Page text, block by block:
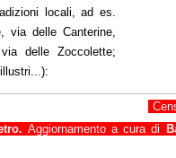
locali, ad es.
via delle Canterine,
delle Zoccolette;
Aggiornamento a cura di